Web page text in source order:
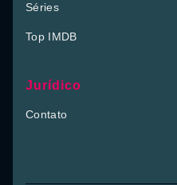
Séries
Top IMDB
Jurídico
Contato